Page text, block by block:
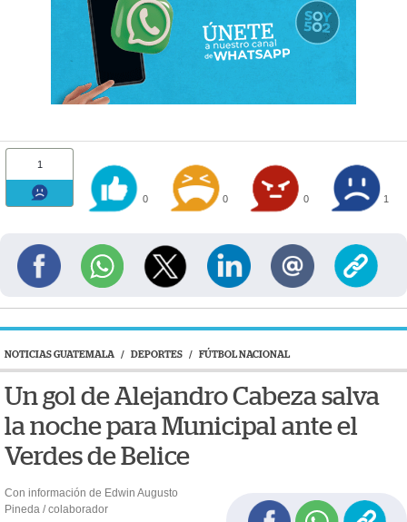
1
0 0 0 1
NOTICIAS GUATEMALA / DEPORTES / FÚTBOL NACIONAL
Un gol de Alejandro Cabeza salva
la noche para Municipal ante el
Verdes de Belice
Con información de Edwin Augusto
Pineda / colaborador